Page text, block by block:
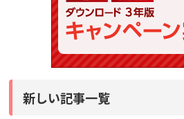
新しい記事一覧